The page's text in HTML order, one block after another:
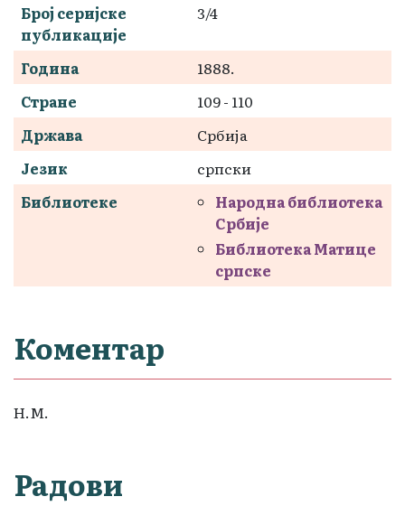
Број серијске
публикације
3/4
Година
1888.
Стране
109 - 110
Држава
Србија
Језик
српски
Библиотеке
Народна библиотека
Србије
Библиотека Матице
српске
Коментар
Н.М.
Радови